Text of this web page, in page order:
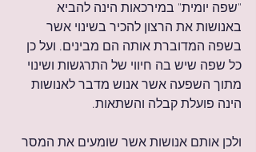
"שפה יומית" במירכאות הינה להביא
באנושות את הרצון להכיר בשינוי אשר
בשפה המדוברת אותה הם מבינים. ועל כן
כל שפה שיש בה חיווי של התרגשות ושינוי
מתוך השפעה אשר אנוש מדבר לאנושות
הינה פועלת קבלה והשתאות.
ולכן אותם אנושות אשר שומעים את המסר